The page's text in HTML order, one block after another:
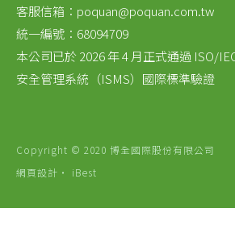
客服信箱： poquan@poquan.com.tw
統一編號：68094709
本公司已於 2026 年 4 月正式通過 ISO/
安全管理系統（ISMS）國際標準驗證
Copyright © 2020 博全國際股份有限公司
網頁設計 ‧ iBest